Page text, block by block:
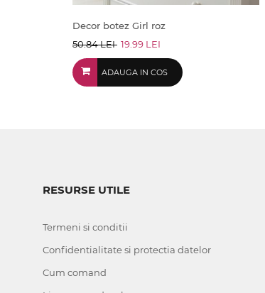
Decor botez Girl roz
50.84 LEI 19.99 LEI
ADAUGA IN COS
RESURSE UTILE
Termeni si conditii
Confidentialitate si protectia datelor
Cum comand